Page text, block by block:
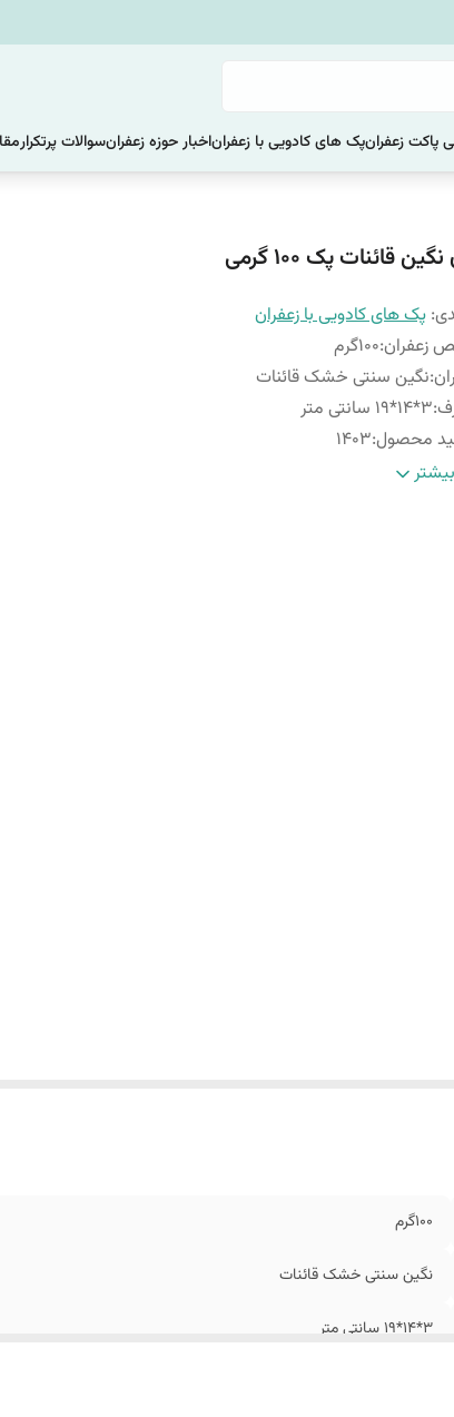
پاکت زعفرانپک های کادویی با زعفراناخبار حوزه زعفرانسوالات پرتکرار
قائنات پک 100 گرمی
: پک های کادویی با زعفران
زعفران:100گرم
:نگین سنتی خشک قائنات
:3*14*19 سانتی متر
محصول:
1403
کالا
100گرم
نگین سنتی خشک قائنات
3*14*19 سانتی متر